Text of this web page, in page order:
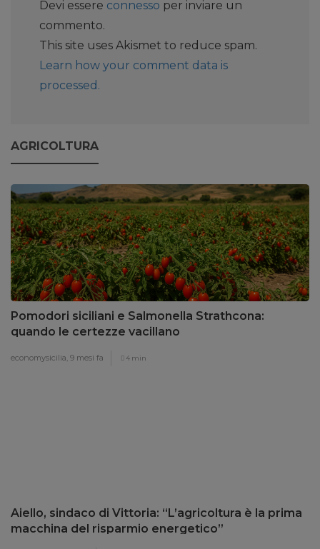
Devi essere connesso per inviare un
commento.
This site uses Akismet to reduce spam.
Learn how your comment data is
processed.
AGRICOLTURA
Pomodori siciliani e Salmonella Strathcona:
quando le certezze vacillano
economysicilia, 9 mesi fa 4 min
Aiello, sindaco di Vittoria: “L’agricoltura è la prima
macchina del risparmio energetico”